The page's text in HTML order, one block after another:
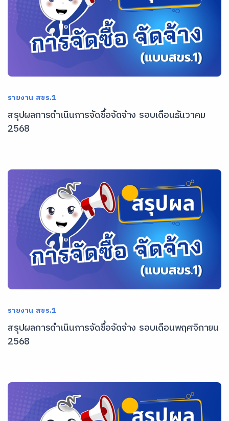
รายงาน สขร.1
สรุปผลการดำเนินการจัดซื้อจัดจ้าง รอบเดือนธันวาคม
2568
รายงาน สขร.1
สรุปผลการดำเนินการจัดซื้อจัดจ้าง รอบเดือนพฤศจิกายน
2568